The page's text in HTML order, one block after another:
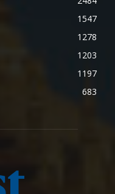
1547
1278
1203
1197
683